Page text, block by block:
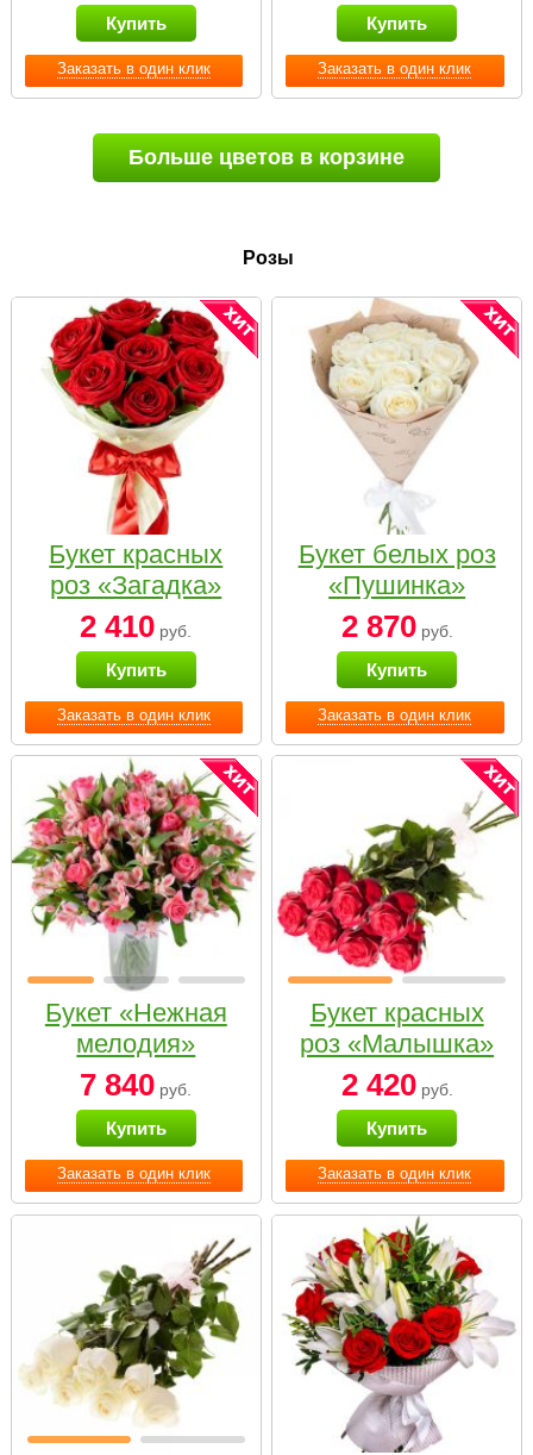
Заказать в один клик
Купить
Заказать в один клик
Купить
Больше цветов в корзине
Розы
Заказать в один клик
Букет красных
роз «Загадка»
2 410 руб.
Купить
Заказать в один клик
Букет белых роз
«Пушинка»
2 870руб.
Купить
Заказать в один клик
Букет «Нежная
мелодия»
7 840 руб.
Купить
Заказать в один клик
Букет красных
роз «Малышка»
2 420руб.
Купить